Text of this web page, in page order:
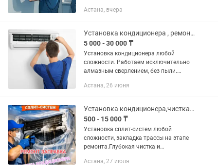
и проверка работы ✅ Прокладка
по...
Астана, вчера
Установка кондиционера , ремонт , заправка фреона
5 000 - 30 000 ₸
Установка кондиционера любой
сложности. Работаем исключительно
алмазным сверлением, без пыли.
Обслуживание Предварительный
Астана, 26 июня
Установка кондиционера,чистка кондиционеров, ремонт кондиционера
500 - 15 000 ₸
Установка сплит-систем любой
сложности, закладка трассы на этапе
ремонта.Глубокая чистка и
Промывка внутреннего и внешнего
Астана, 27 июля